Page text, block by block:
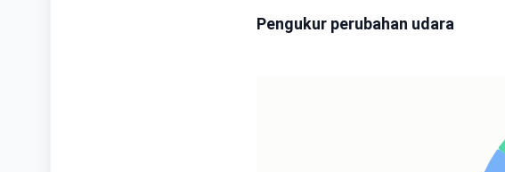
Pengukur perubahan udara